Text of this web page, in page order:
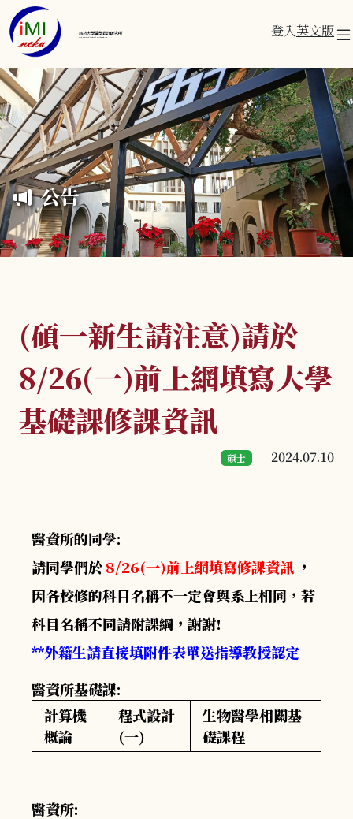
成功大學醫學資訊研究所
Institute of Medical Informatics 登入英文版
公告
(碩一新生請注意)請於
8/26(一)前上網填寫大學
基礎課修課資訊
碩士 2024.07.10
醫資所的同學:
請同學們於8/26(一)前上網填寫修課資訊 ，
因各校修的科目名稱不一定會與系上相同，若
科目名稱不同請附課綱，謝謝!
**外籍生請直接填附件表單送指導教授認定
醫資所基礎課:
計算機
概論
程式設計
(一)
生物醫學相關基
礎課程
醫資所: